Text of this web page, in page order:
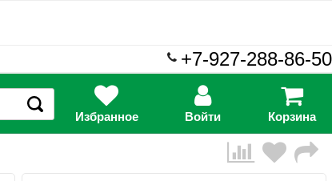
+7-927-288-86-50
Избранное Войти Корзина